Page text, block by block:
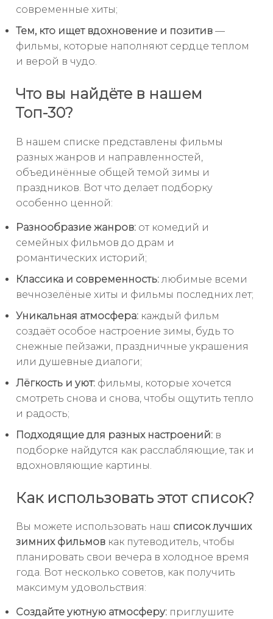
современные хиты;
Тем, кто ищет вдохновение и позитив —
фильмы, которые наполняют сердце теплом
и верой в чудо.
Что вы найдёте в нашем
Топ-30?
В нашем списке представлены фильмы
разных жанров и направленностей,
объединённые общей темой зимы и
праздников. Вот что делает подборку
особенно ценной:
Разнообразие жанров: от комедий и
семейных фильмов до драм и
романтических историй;
Классика и современность: любимые всеми
вечнозелёные хиты и фильмы последних лет;
Уникальная атмосфера: каждый фильм
создаёт особое настроение зимы, будь то
снежные пейзажи, праздничные украшения
или душевные диалоги;
Лёгкость и уют: фильмы, которые хочется
смотреть снова и снова, чтобы ощутить тепло
и радость;
Подходящие для разных настроений: в
подборке найдутся как расслабляющие, так и
вдохновляющие картины.
Как использовать этот список?
Вы можете использовать наш список лучших
зимних фильмов как путеводитель, чтобы
планировать свои вечера в холодное время
года. Вот несколько советов, как получить
максимум удовольствия:
Создайте уютную атмосферу: приглушите